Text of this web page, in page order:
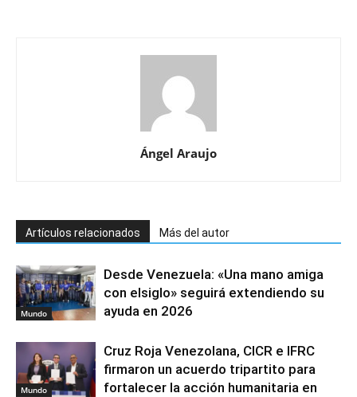
Ángel Araujo
Artículos relacionados Más del autor
Mundo
Desde Venezuela: «Una mano amiga
con elsiglo» seguirá extendiendo su
ayuda en 2026
Mundo
Cruz Roja Venezolana, CICR e IFRC
firmaron un acuerdo tripartito para
fortalecer la acción humanitaria en